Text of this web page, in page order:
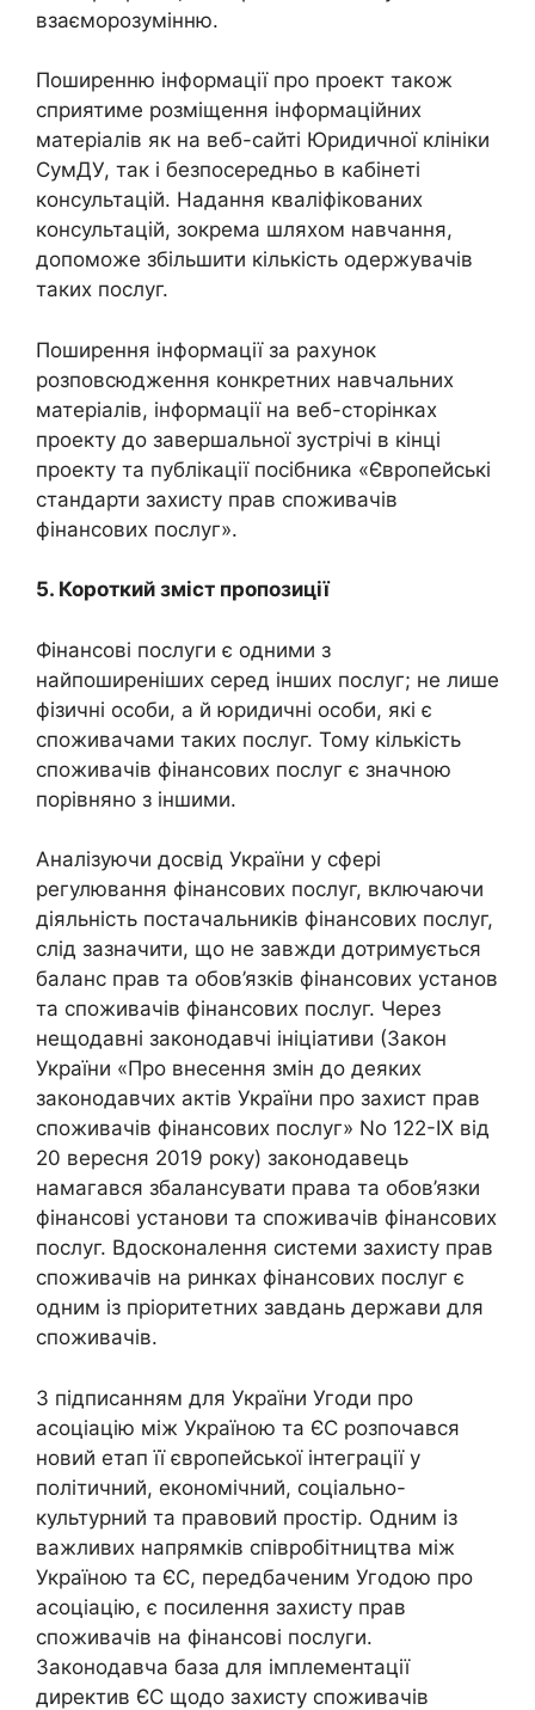
взаєморозумінню.
Поширенню інформації про проект також
сприятиме розміщення інформаційних
матеріалів як на веб-сайті Юридичної клініки
СумДУ, так і безпосередньо в кабінеті
консультацій. Надання кваліфікованих
консультацій, зокрема шляхом навчання,
допоможе збільшити кількість одержувачів
таких послуг.
Поширення інформації за рахунок
розповсюдження конкретних навчальних
матеріалів, інформації на веб-сторінках
проекту до завершальної зустрічі в кінці
проекту та публікації посібника «Європейські
стандарти захисту прав споживачів
фінансових послуг».
5. Короткий зміст пропозиції
Фінансові послуги є одними з
найпоширеніших серед інших послуг; не лише
фізичні особи, а й юридичні особи, які є
споживачами таких послуг. Тому кількість
споживачів фінансових послуг є значною
порівняно з іншими.
Аналізуючи досвід України у сфері
регулювання фінансових послуг, включаючи
діяльність постачальників фінансових послуг,
слід зазначити, що не завжди дотримується
баланс прав та обов’язків фінансових установ
та споживачів фінансових послуг. Через
нещодавні законодавчі ініціативи (Закон
України «Про внесення змін до деяких
законодавчих актів України про захист прав
споживачів фінансових послуг» No 122-IX від
20 вересня 2019 року) законодавець
намагався збалансувати права та обов’язки
фінансові установи та споживачів фінансових
послуг. Вдосконалення системи захисту прав
споживачів на ринках фінансових послуг є
одним із пріоритетних завдань держави для
споживачів.
З підписанням для України Угоди про
асоціацію між Україною та ЄС розпочався
новий етап її європейської інтеграції у
політичний, економічний, соціально-
культурний та правовий простір. Одним із
важливих напрямків співробітництва між
Україною та ЄС, передбаченим Угодою про
асоціацію, є посилення захисту прав
споживачів на фінансові послуги.
Законодавча база для імплементації
директив ЄС щодо захисту споживачів